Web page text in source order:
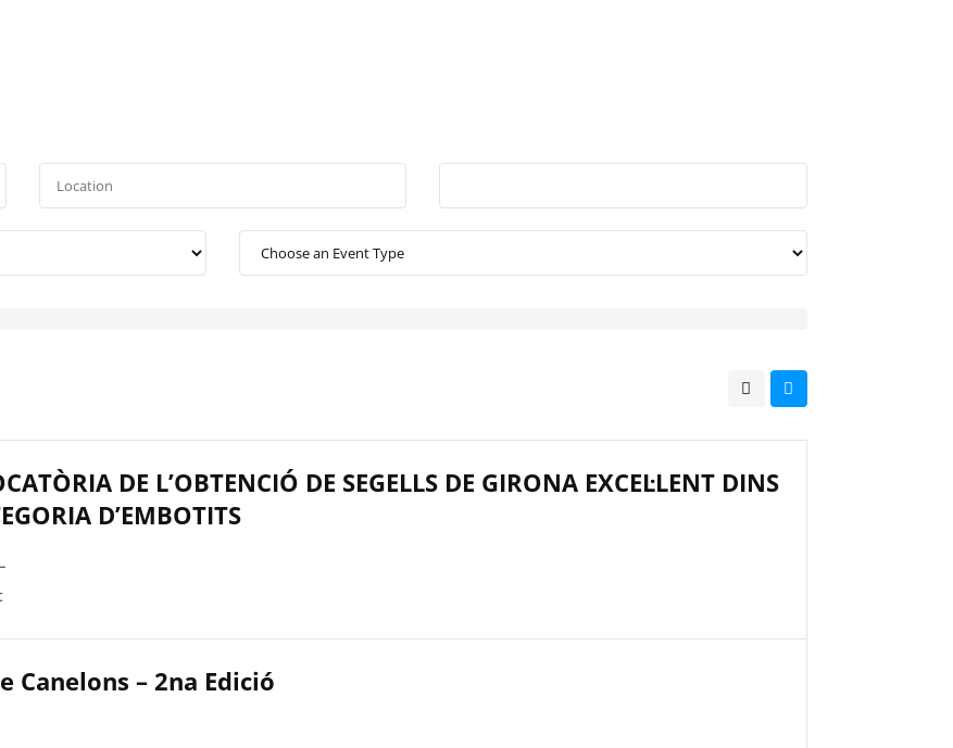
DE L’OBTENCIÓ DE SEGELLS DE GIRONA EXCEL·LENT DINS
D’EMBOTITS
Canelons – 2na Edició